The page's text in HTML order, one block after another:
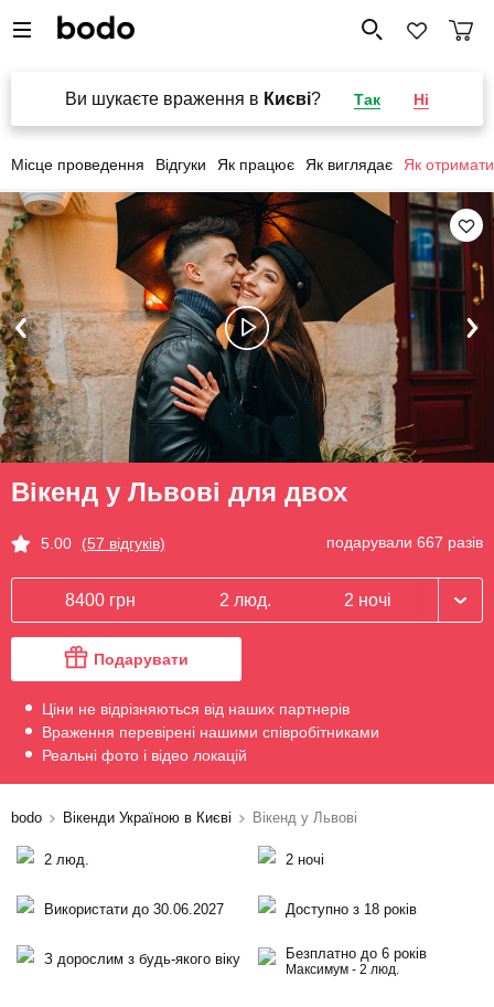
Ви шукаєте враження в Києві? Так Ні
Місце проведення Відгуки Як працює Як виглядає Як отримати
Вікенд у Львові для двох
5.00 (57 відгуків) подарували 667 разів
8400 грн 2 люд. 2 ночі
Подарувати
Ціни не відрізняються від наших партнерів
Враження перевірені нашими співробітниками
Реальні фото і відео локацій
bodo Вікенди Україною в Києві Вікенд у Львові
2 люд. 2 ночі
Використати до 30.06.2027 Доступно з 18 років
З дорослим з будь-якого віку Безплатно до 6 років
Максимум - 2 люд.